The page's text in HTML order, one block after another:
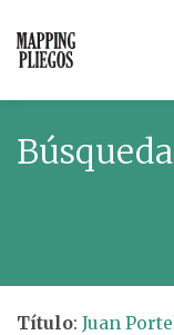
Título: Juan